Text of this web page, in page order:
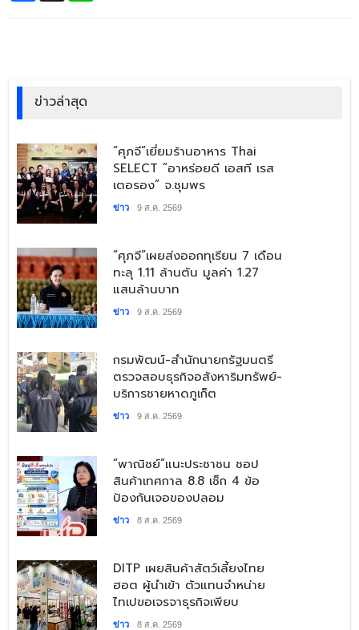
ข่าวล่าสุด
​“ศุภจี”เยี่ยมร้านอาหาร Thai
SELECT “อาหร่อยดี เอสที เรส
เตอรอง” จ.ชุมพร
ข่าว 9 ส.ค. 2569
​“ศุภจี”เผยส่งออกทุเรียน 7 เดือน
ทะลุ 1.11 ล้านตัน มูลค่า 1.27
แสนล้านบาท
ข่าว 9 ส.ค. 2569
​กรมพัฒน์-สำนักนายกรัฐมนตรี
ตรวจสอบธุรกิจอสังหาริมทรัพย์-
บริการชายหาดภูเก็ต
ข่าว 9 ส.ค. 2569
​“พาณิชย์”แนะประชาชน ชอป
สินค้าเทศกาล 8.8 เช็ก 4 ข้อ
ป้องกันเจอของปลอม
ข่าว 8 ส.ค. 2569
DITP เผยสินค้าสัตว์เลี้ยงไทย
ฮอต ผู้นำเข้า ตัวแทนจำหน่าย
ไทเปขอเจรจาธุรกิจเพียบ
ข่าว 8 ส.ค. 2569